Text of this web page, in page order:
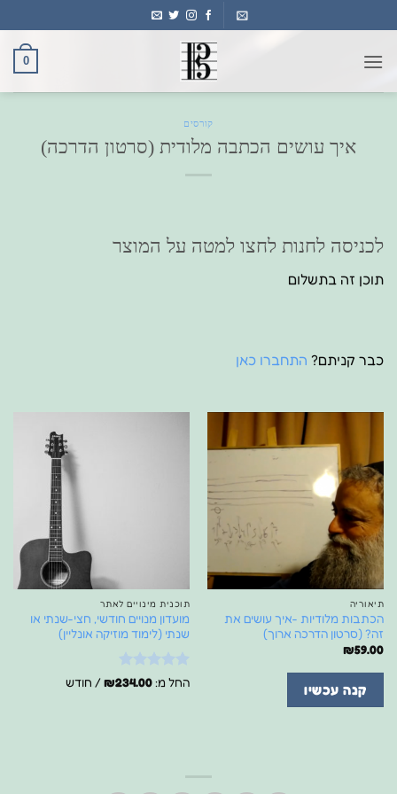
to
content
0
קורסים
איך עושים הכתבה מלודית (סרטון הדרכה)
לכניסה לחנות לחצו למטה על המוצר
תוכן זה בתשלום
כבר קניתם? התחברו כאן
תיאוריה
הכתבות מלודיות -איך עושים את
זה? (סרטון הדרכה ארוך)
₪59.00
קנה עכשיו
תוכנית מינויים לאתר
מועדון מנויים חודשי, חצי-שנתי או
שנתי (לימוד מוזיקה אונליין)
דורג5מתוךהחל מ: ₪234.00 / חודש